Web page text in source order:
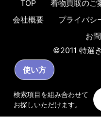
TOP 着物買取のご
会社概要
プライバシ
お
©2011 特選
検索項目を組み合わせて
お探しいただけます。
使い方